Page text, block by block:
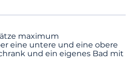
maximum
eine untere und eine obere
und ein eigenes Bad mit